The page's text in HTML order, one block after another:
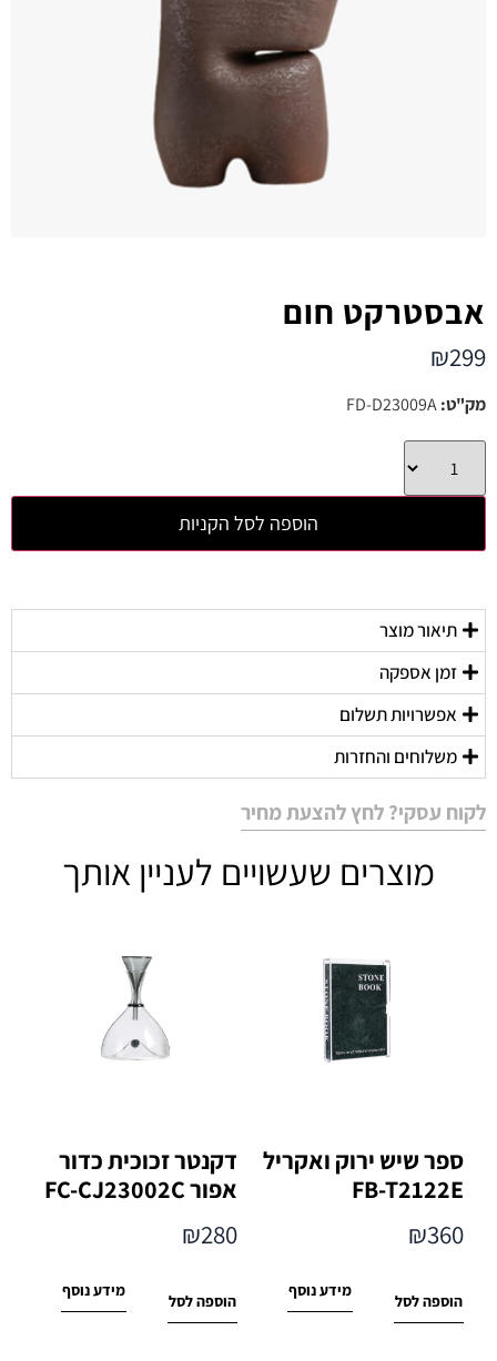
אבסטרקט חום
₪299
מק"ט:FD-D23009A
הוספה לסל הקניות
תיאור מוצר
זמן אספקה
אפשרויות תשלום
משלוחים והחזרות
לקוח עסקי? לחץ להצעת מחיר
מוצרים שעשויים לעניין אותך
ספר שיש ירוק ואקריל
FB-T2122E
₪360
הוספה לסל
מידע נוסף
דקנטר זכוכית כדור
אפור FC-CJ23002C
₪280
הוספה לסל
מידע נוסף